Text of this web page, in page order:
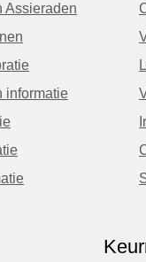
Assieraden
informatie